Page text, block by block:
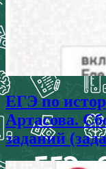
ЕГЭ по
Артасова.
заданий